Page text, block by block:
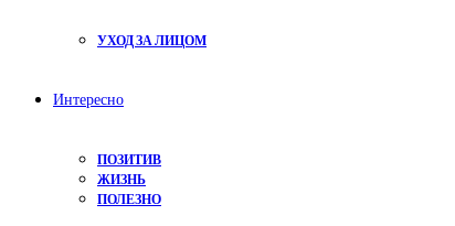
УХОД ЗА ЛИЦОМ
Интересно
ПОЗИТИВ
ЖИЗНЬ
ПОЛЕЗНО